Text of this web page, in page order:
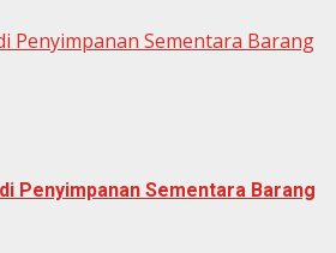
Penyimpanan Sementara Barang
Penyimpanan Sementara Barang